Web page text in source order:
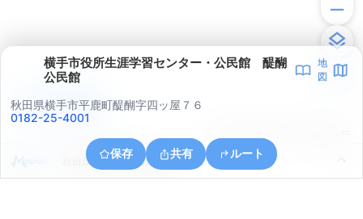
横手市役所生涯学習センター・公民館 醍醐
公民館
地
図
秋田県横手市平鹿町醍醐字四ッ屋７６
0182-25-4001
保存 共有 ルート
秋田県横手市平鹿町醍醐
アプリで見る